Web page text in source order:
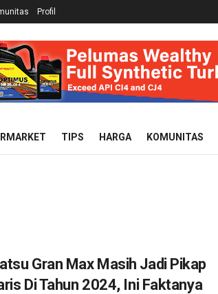
Profil
TIPS HARGA KOMUNITAS
Gran Max Masih Jadi Pikap
Di Tahun 2024, Ini Faktanya